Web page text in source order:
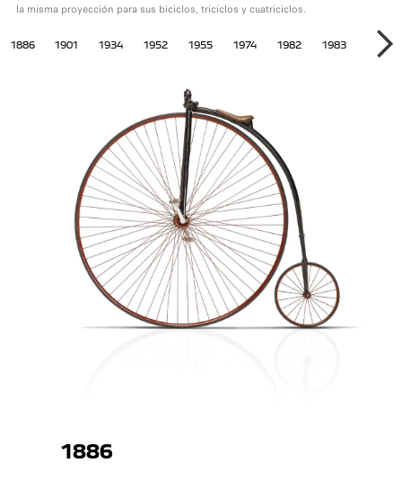
la misma proyección para sus biciclos, triciclos y cuatriciclos.
BICICLOS
1886 1901 1934 1952 1955 1974 1982 1983 1984
1886